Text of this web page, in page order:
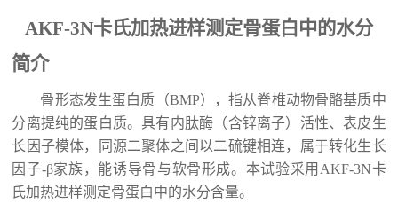
AKF-3N卡氏加热进样测定骨蛋白 中的水分
简介
骨形态发生蛋白质（BMP），指从脊椎动物骨骼基质中
分离提纯的蛋白质。具有内肽酶（含锌离子）活性、表皮生
长因子模体，同源二聚体之间以二硫键相连，属于转化生长
因子-β家族，能诱导骨与软骨形成。 本试验采用 AKF-3N卡
氏加热进样测定骨蛋白中的水分含量。